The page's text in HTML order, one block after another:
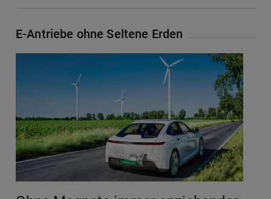
Ohne Magnete immer anziehender
Noch leistungsstärker, noch weniger
Materialkosten und besser für unser Klima: